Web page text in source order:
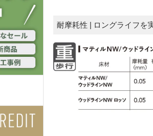
耐摩耗性 | ロングライフを